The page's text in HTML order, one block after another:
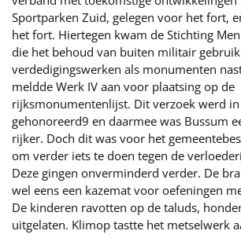
Sportparken Zuid, gelegen voor het fort,
het fort. Hiertegen kwam de Stichting
die het behoud van buiten militair
verdedigingswerken als monumenten
meldde Werk IV aan voor plaatsing op de
rijksmonumentenlijst. Dit verzoek werd
gehonoreerd9 en daarmee was Bussum
rijker. Doch dit was voor het
om verder iets te doen tegen de
Deze gingen onverminderd verder. De
wel eens een kazemat voor oefeningen
De kinderen ravotten op de taluds,
uitgelaten. Klimop tastte het metselwerk